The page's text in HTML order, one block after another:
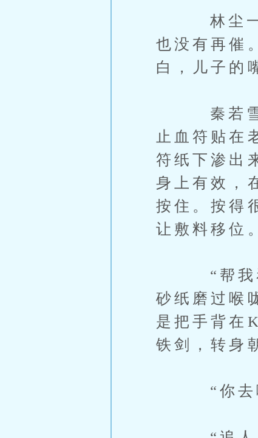
林尘一动
也没有再催
白，儿子的
秦若雪没
止血符贴在
符纸下渗出
身上有效，
按住。按得
让敷料移位。
“帮我看
砂纸磨过喉
是把手背在
铁剑，转身
“你去哪